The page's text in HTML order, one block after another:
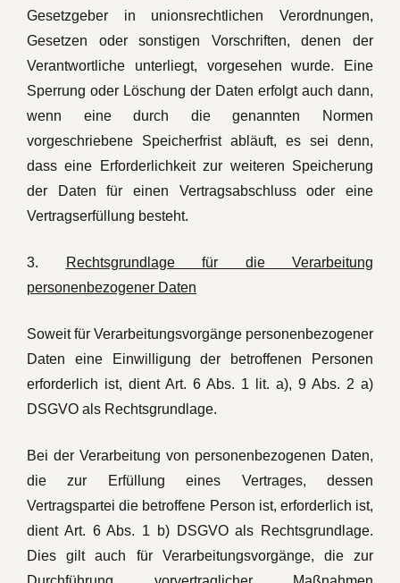
Gesetzgeber in unionsrechtlichen Verordnungen,
Gesetzen oder sonstigen Vorschriften, denen der
Verantwortliche unterliegt, vorgesehen wurde. Eine
Sperrung oder Löschung der Daten erfolgt auch dann,
wenn eine durch die genannten Normen
vorgeschriebene Speicherfrist abläuft, es sei denn,
dass eine Erforderlichkeit zur weiteren Speicherung
der Daten für einen Vertragsabschluss oder eine
Vertragserfüllung besteht.
3.
Rechtsgrundlage für die Verarbeitung
personenbezogener Daten
Soweit für Verarbeitungsvorgänge personenbezogener
Daten eine Einwilligung der betroffenen Personen
erforderlich ist, dient Art. 6 Abs. 1 lit. a), 9 Abs. 2 a)
DSGVO als Rechtsgrundlage.
Bei der Verarbeitung von personenbezogenen Daten,
die zur Erfüllung eines Vertrages, dessen
Vertragspartei die betroffene Person ist, erforderlich ist,
dient Art. 6 Abs. 1 b) DSGVO als Rechtsgrundlage.
Dies gilt auch für Verarbeitungsvorgänge, die zur